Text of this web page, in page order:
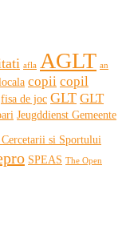
afla AGLT an
copii copil
fisa de joc GLT GLT
Jeugddienst Gemeente
si Sportului
SPEAS The Open